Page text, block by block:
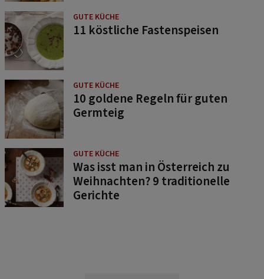
GUTE KÜCHE
11 köstliche Fastenspeisen
GUTE KÜCHE
10 goldene Regeln für guten
Germteig
GUTE KÜCHE
Was isst man in Österreich zu
Weihnachten? 9 traditionelle
Gerichte